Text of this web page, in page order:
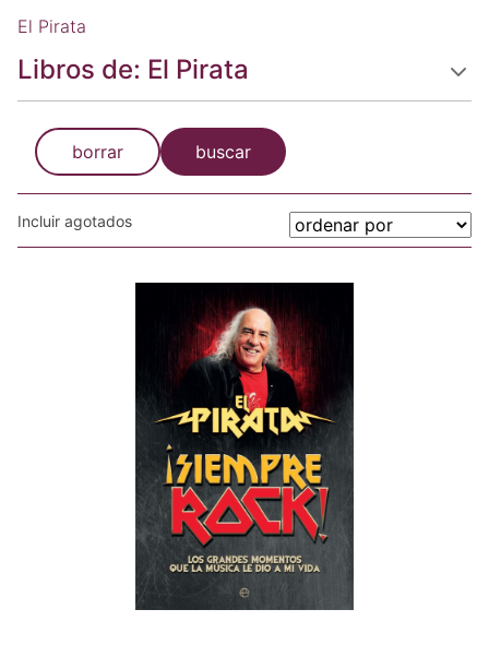
El Pirata
Libros de: El Pirata
borrar buscar
Incluir agotados